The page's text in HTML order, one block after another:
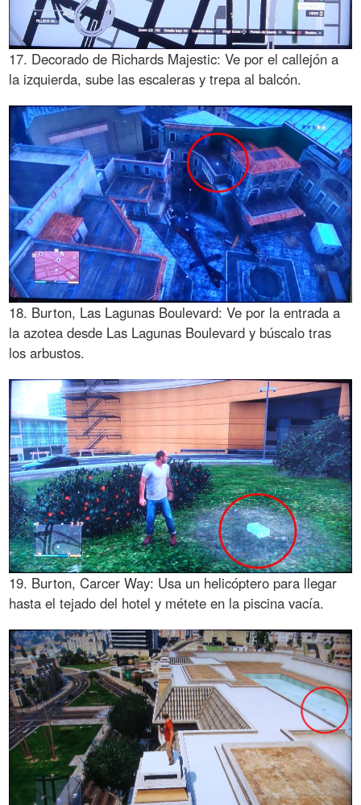
17. Decorado de Richards Majestic: Ve por el callejón a
la izquierda, sube las escaleras y trepa al balcón.
18. Burton, Las Lagunas Boulevard: Ve por la entrada a
la azotea desde Las Lagunas Boulevard y búscalo tras
los arbustos.
19. Burton, Carcer Way: Usa un helicóptero para llegar
hasta el tejado del hotel y métete en la piscina vacía.